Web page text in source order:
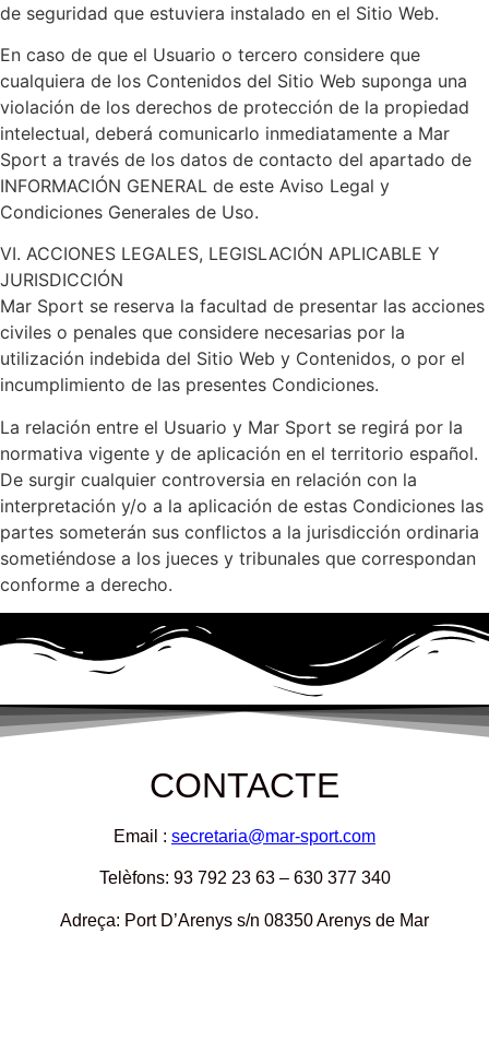
de seguridad que estuviera instalado en el Sitio Web.
En caso de que el Usuario o tercero considere que
cualquiera de los Contenidos del Sitio Web suponga una
violación de los derechos de protección de la propiedad
intelectual, deberá comunicarlo inmediatamente a Mar
Sport a través de los datos de contacto del apartado de
INFORMACIÓN GENERAL de este Aviso Legal y
Condiciones Generales de Uso.
VI. ACCIONES LEGALES, LEGISLACIÓN APLICABLE Y
JURISDICCIÓN
Mar Sport se reserva la facultad de presentar las acciones
civiles o penales que considere necesarias por la
utilización indebida del Sitio Web y Contenidos, o por el
incumplimiento de las presentes Condiciones.
La relación entre el Usuario y Mar Sport se regirá por la
normativa vigente y de aplicación en el territorio español.
De surgir cualquier controversia en relación con la
interpretación y/o a la aplicación de estas Condiciones las
partes someterán sus conflictos a la jurisdicción ordinaria
sometiéndose a los jueces y tribunales que correspondan
conforme a derecho.
CONTACTE
Email : secretaria@mar-sport.com
Telèfons: 93 792 23 63 – 630 377 340
Adreça: Port D’Arenys s/n 08350 Arenys de Mar